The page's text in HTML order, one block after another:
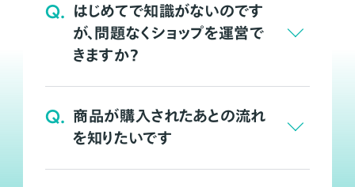
Q. はじめてで知識がないのです
が、問題なくショップを運営で
きますか？
Q. 商品が購入されたあとの流れ
を知りたいです